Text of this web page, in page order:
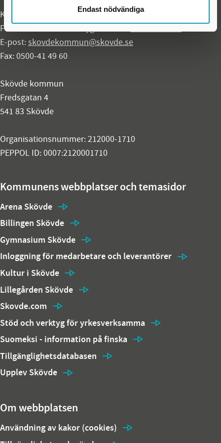
Endast nödvändiga
Kontaktcenter:
0500-49 80 00
Felanmälan akuta fel dygnet runt:
E-post:skovdekommun@skovde.se
Fax: 0500-41 49 60
Skövde kommun
Fredsgatan 4
541 83 Skövde
Organisationsnummer: 212000-1710
PEPPOL ID: 0007:2120001710
Kommunens webbplatser och temasidor
Arena Skövde
Billingen Skövde
Gymnasium Skövde
Inloggning för medarbetare och leverantörer
Kultur i Skövde
Lillegården Skövde
Skovde.com
Stöd och verktyg för yrkesverksamma
Suomeksi - information på finska
Tillgänglighetsdatabasen
Upplev Skövde
Om webbplatsen
Användning av kakor (cookies)